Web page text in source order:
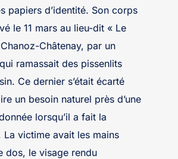
papiers d’identité. Son corps
le 11 mars au lieu-dit « Le
Châtenay, par un
ramassait des pissenlits
Ce dernier s’était écarté
un besoin naturel près d’une
lorsqu’il a fait la
La victime avait les mains
dos, le visage rendu